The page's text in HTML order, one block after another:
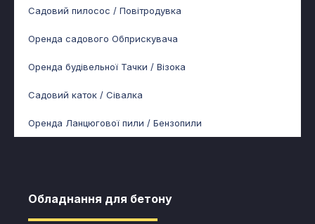
Садовий пилосос / Повітродувка
Оренда садового Обприскувача
Оренда будівельної Тачки / Візока
Садовий каток / Сівалка
Оренда Ланцюгової пили / Бензопили
Обладнання для бетону​